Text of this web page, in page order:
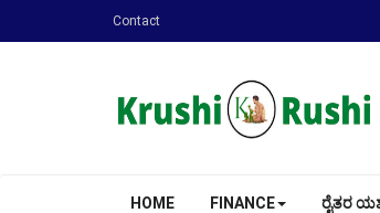
Contact
HOME FINANCE ರೈತರ